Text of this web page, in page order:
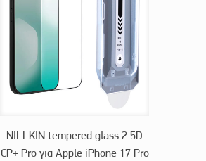
NILLKIN tempered glass 2.5D
CP+ Pro για Apple iPhone 17 Pro